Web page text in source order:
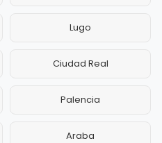
Lugo
Ciudad Real
Palencia
Araba